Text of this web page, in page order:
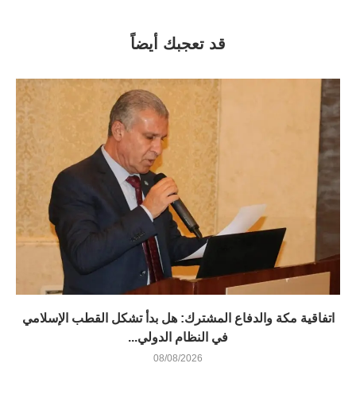
قد تعجبك أيضاً
اتفاقية مكة والدفاع المشترك: هل بدأ تشكل القطب الإسلامي
في النظام الدولي...
08/08/2026